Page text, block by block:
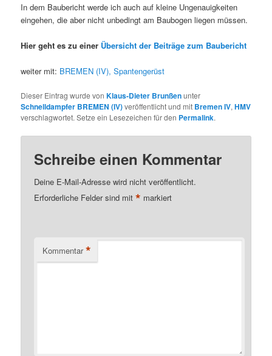
In dem Baubericht werde ich auch auf kleine Ungenauigkeiten
eingehen, die aber nicht unbedingt am Baubogen liegen müssen.
Hier geht es zu einer Übersicht der Beiträge zum Baubericht
weiter mit: BREMEN (IV), Spantengerüst
Dieser Eintrag wurde vonKlaus-Dieter Brunßenunter
Schnelldampfer BREMEN (IV)veröffentlicht und mit Bremen IV,HMV
verschlagwortet. Setze ein Lesezeichen für den Permalink.
Schreibe einen Kommentar
Deine E-Mail-Adresse wird nicht veröffentlicht.
Erforderliche Felder sind mit* markiert
Kommentar *